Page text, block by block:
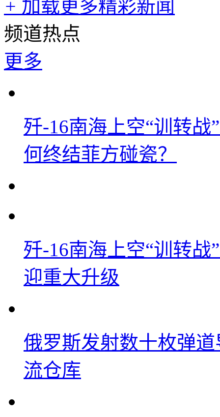
+ 加载更多精彩新闻
频道热点
更多
歼-16南海上空“训转
何终结菲方碰瓷？
歼-16南海上空“训转
迎重大升级
俄罗斯发射数十枚弹
流仓库